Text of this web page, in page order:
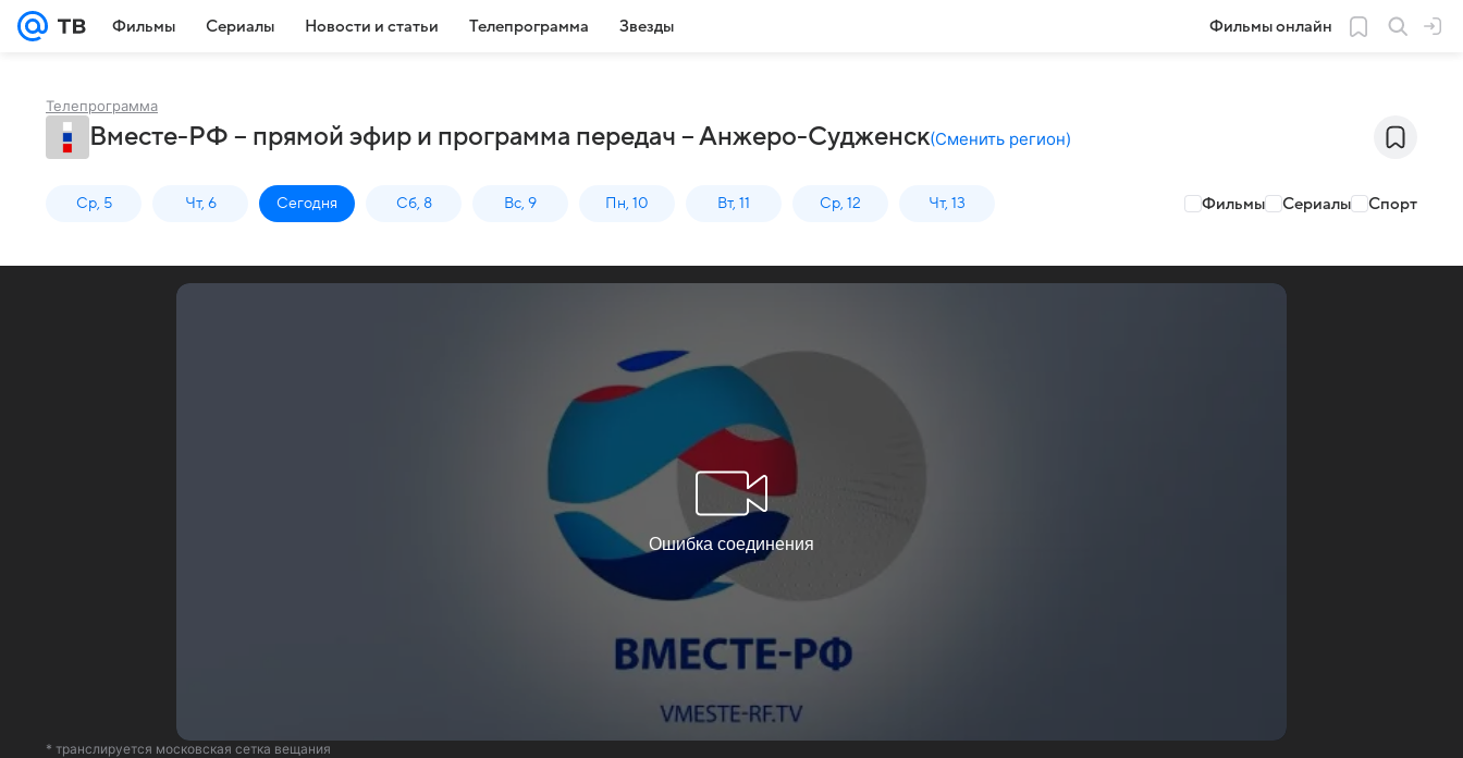
Фильмы Сериалы Новости и статьи Телепрограмма Звезды Фильмы онлайн
Телепрограмма
Вместе-РФ – прямой эфир и программа передач – Анжеро-Судженск(Сменить регион)
Ср, 5 Чт, 6 Сегодня Сб, 8 Вс, 9 Пн, 10 Вт, 11 Ср, 12 Чт, 13 Фильмы Сериалы Спорт
* транслируется московская сетка вещания